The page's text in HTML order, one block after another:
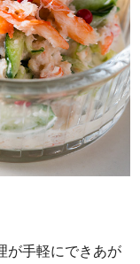
が手軽にできあが